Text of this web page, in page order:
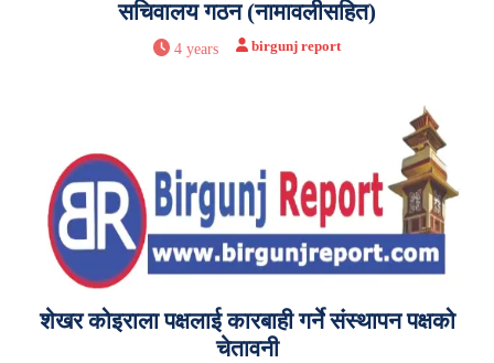
सचिवालय गठन (नामावलीसहित)
4 years birgunj report
शेखर कोइराला पक्षलाई कारबाही गर्ने संस्थापन पक्षको
चेतावनी